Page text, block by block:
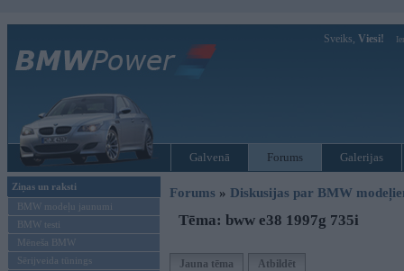
Sveiks, Viesi!
Galvenā Forums Galerijas
Ziņas un raksti
BMW modeļu jaunumi
BMW testi
Mēneša BMW
Sērijveida tūnings
Forums » Diskusijas par BMW
Tēma: bww e38 1997g 735i
Jauna tēma Atbildēt